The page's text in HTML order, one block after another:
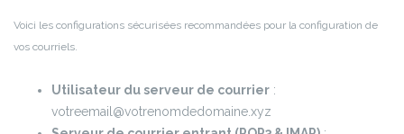
Voici les configurations sécurisées recommandées pour la configuration de
vos courriels.
Utilisateur du serveur de courrier :
votreemail@votrenomdedomaine.xyz